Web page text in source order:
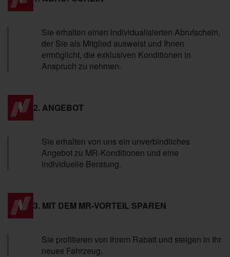
Sie erhalten einen individualisierten Abrufschein,
der Sie als Mitglied ausweist und Ihnen
ermöglicht, die exklusiven Konditionen in
Anspruch zu nehmen.
2. ANGEBOT
Sie erhalten von uns ein unverbindliches
Angebot zu MR-Konditionen und eine
individuelle Beratung.
3. MIT DEM MR-VORTEIL SPAREN
Sie profitieren von Ihrem Rabatt und steigen in Ihr
neues Fahrzeug.